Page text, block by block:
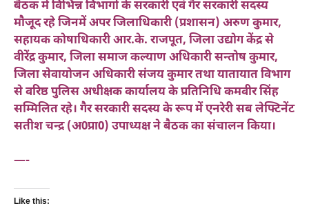
बैठक में विभिन्न विभागों के सरकारी एवं गैर सरकारी सदस्य
मौजूद रहे जिनमें अपर जिलाधिकारी (प्रशासन) अरुण कुमार,
सहायक कोषाधिकारी आर.के. राजपूत, जिला उद्योग केंद्र से
वीरेंद्र कुमार, जिला समाज कल्याण अधिकारी सन्तोष कुमार,
जिला सेवायोजन अधिकारी संजय कुमार तथा यातायात विभाग
से वरिष्ठ पुलिस अधीक्षक कार्यालय के प्रतिनिधि कमवीर सिंह
सम्मिलित रहे। गैर सरकारी सदस्य के रूप में एनरेरी सब लेफ्टिनेंट
सतीश चन्द्र (अ0प्रा0) उपाध्यक्ष ने बैठक का संचालन किया।
—-
Like this: